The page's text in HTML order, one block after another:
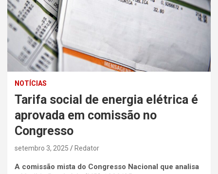
NOTÍCIAS
Tarifa social de energia elétrica é
aprovada em comissão no
Congresso
setembro 3, 2025 Redator
A comissão mista do Congresso Nacional que analisa